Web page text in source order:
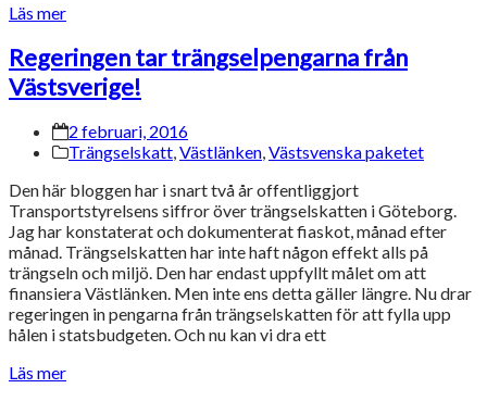
Läs mer
Regeringen tar trängselpengarna från
Västsverige!
2 februari, 2016
Trängselskatt,Västlänken,Västsvenska paketet
Den här bloggen har i snart två år offentliggjort
Transportstyrelsens siffror över trängselskatten i Göteborg.
Jag har konstaterat och dokumenterat fiaskot, månad efter
månad. Trängselskatten har inte haft någon effekt alls på
trängseln och miljö. Den har endast uppfyllt målet om att
finansiera Västlänken. Men inte ens detta gäller längre. Nu drar
regeringen in pengarna från trängselskatten för att fylla upp
hålen i statsbudgeten. Och nu kan vi dra ett
Läs mer